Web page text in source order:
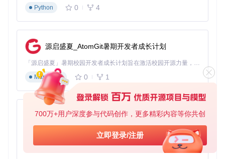
700万+用户深度参与代码创作，更多精彩内容等你共创
立即登录/注册
研插图的制作效率。
图：Bioicons的Inkscape插件界面，展示多规格培养板图标搜
索结果，支持一键插入设计文件
批量资源导出
对于需要离线使用图标的场景，可利用static/icons目录下的dr
awiolib.py脚本，将指定分类导出为Draw.io库文件。该脚本支
持按许可类型、主题分类筛选图标，生成的库文件可直接导入
主流设计软件，满足团队协作需求。
❓ 专家问答：解锁Bioicons高级应用
如何确保图标学术规范性？
Python
0 4
源启盛夏_AtomGit暑期开发者成长计划
「源启盛夏」暑期校园开发者成长计划旨在激活校园开源力量，通过积分激励、认证扶持、资源倾斜等形式，引导高校组织和开发者完成「入驻 — 建项目 — 做贡献 — 获认证 — 得资源」的完整闭环。无论你是想带领社团入驻平台的组织者，还是希望用代码贡献证明自己的开发者，都能在这里找到属于你的成长路径。
Markdown
0 1
py-xiaozhi
基于Python的Xiaozhi AI，适用于想要完整Xiaozhi体验而无需拥有专用硬件的用户。
Python
0 1